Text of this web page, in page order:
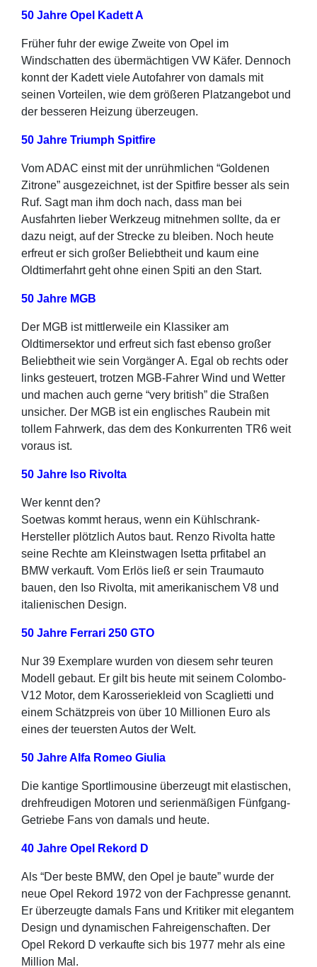
50 Jahre Opel Kadett A
Früher fuhr der ewige Zweite von Opel im
Windschatten des übermächtigen VW Käfer. Dennoch
konnt der Kadett viele Autofahrer von damals mit
seinen Vorteilen, wie dem größeren Platzangebot und
der besseren Heizung überzeugen.
50 Jahre Triumph Spitfire
Vom ADAC einst mit der unrühmlichen “Goldenen
Zitrone” ausgezeichnet, ist der Spitfire besser als sein
Ruf. Sagt man ihm doch nach, dass man bei
Ausfahrten lieber Werkzeug mitnehmen sollte, da er
dazu neigt, auf der Strecke zu bleiben. Noch heute
erfreut er sich großer Beliebtheit und kaum eine
Oldtimerfahrt geht ohne einen Spiti an den Start.
50 Jahre MGB
Der MGB ist mittlerweile ein Klassiker am
Oldtimersektor und erfreut sich fast ebenso großer
Beliebtheit wie sein Vorgänger A. Egal ob rechts oder
links gesteuert, trotzen MGB-Fahrer Wind und Wetter
und machen auch gerne “very british” die Straßen
unsicher. Der MGB ist ein englisches Raubein mit
tollem Fahrwerk, das dem des Konkurrenten TR6 weit
voraus ist.
50 Jahre Iso Rivolta
Wer kennt den?
Soetwas kommt heraus, wenn ein Kühlschrank-
Hersteller plötzlich Autos baut. Renzo Rivolta hatte
seine Rechte am Kleinstwagen Isetta prfitabel an
BMW verkauft. Vom Erlös ließ er sein Traumauto
bauen, den Iso Rivolta, mit amerikanischem V8 und
italienischen Design.
50 Jahre Ferrari 250 GTO
Nur 39 Exemplare wurden von diesem sehr teuren
Modell gebaut. Er gilt bis heute mit seinem Colombo-
V12 Motor, dem Karosseriekleid von Scaglietti und
einem Schätzpreis von über 10 Millionen Euro als
eines der teuersten Autos der Welt.
50 Jahre Alfa Romeo Giulia
Die kantige Sportlimousine überzeugt mit elastischen,
drehfreudigen Motoren und serienmäßigen Fünfgang-
Getriebe Fans von damals und heute.
40 Jahre Opel Rekord D
Als “Der beste BMW, den Opel je baute” wurde der
neue Opel Rekord 1972 von der Fachpresse genannt.
Er überzeugte damals Fans und Kritiker mit elegantem
Design und dynamischen Fahreigenschaften. Der
Opel Rekord D verkaufte sich bis 1977 mehr als eine
Million Mal.